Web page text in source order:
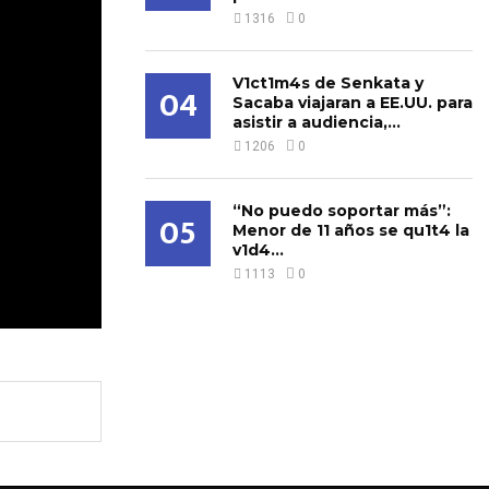
1316 0
04
V1ct1m4s de Senkata y
Sacaba viajaran a EE.UU. para
asistir a audiencia,...
1206 0
05
“No puedo soportar más”:
Menor de 11 años se qu1t4 la
v1d4...
1113 0